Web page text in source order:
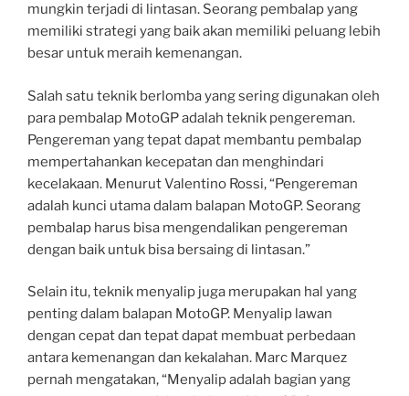
mungkin terjadi di lintasan. Seorang pembalap yang
memiliki strategi yang baik akan memiliki peluang lebih
besar untuk meraih kemenangan.
Salah satu teknik berlomba yang sering digunakan oleh
para pembalap MotoGP adalah teknik pengereman.
Pengereman yang tepat dapat membantu pembalap
mempertahankan kecepatan dan menghindari
kecelakaan. Menurut Valentino Rossi, “Pengereman
adalah kunci utama dalam balapan MotoGP. Seorang
pembalap harus bisa mengendalikan pengereman
dengan baik untuk bisa bersaing di lintasan.”
Selain itu, teknik menyalip juga merupakan hal yang
penting dalam balapan MotoGP. Menyalip lawan
dengan cepat dan tepat dapat membuat perbedaan
antara kemenangan dan kekalahan. Marc Marquez
pernah mengatakan, “Menyalip adalah bagian yang